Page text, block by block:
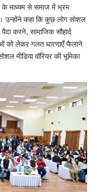
माध्यम से समाज में भ्रम
उन्होंने कहा कि कुछ लोग सोशल
करने, सामाजिक सौहार्द
को लेकर गलत धारणाएँ फैलाने
मीडिया वॉरियर की भूमिका